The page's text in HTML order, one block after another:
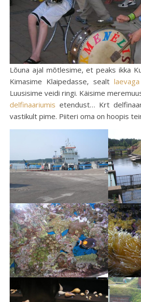
Lõuna ajal mõtlesime, et peaks ikka
Kimasime Klaipedasse, sealt laevaga
Luusisime veidi ringi. Käisime
delfinaariumis etendust… Krt
vastikult pime. Piiteri oma on hoopis